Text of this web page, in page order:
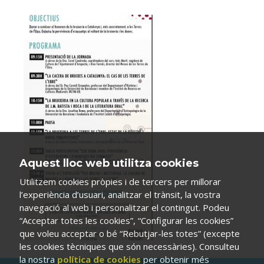
Aquest lloc web utilitza cookies
Utilitzem cookies pròpies i de tercers per millorar
l’experiència d’usuari, analitzar el trànsit, la vostra
navegació al web i personalitzar el contingut. Podeu
“Acceptar totes les cookies”, “Configurar les cookies”
que voleu acceptar o bé “Rebutjar-les totes” (excepte
les cookies tècniques que són necessàries). Consulteu
la nostrapolítica de cookiesper obtenir més